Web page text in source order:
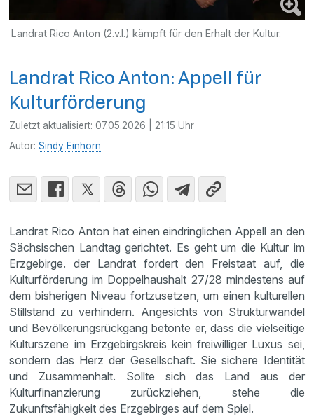
Landrat Rico Anton (2.v.l.) kämpft für den Erhalt der Kultur.
Landrat Rico Anton: Appell für
Kulturförderung
Zuletzt aktualisiert:07.05.2026 | 21:15 Uhr
Autor:Sindy Einhorn
Landrat Rico Anton hat einen eindringlichen Appell an den
Sächsischen Landtag gerichtet. Es geht um die Kultur im
Erzgebirge. der Landrat fordert den Freistaat auf, die
Kulturförderung im Doppelhaushalt 27/28 mindestens auf
dem bisherigen Niveau fortzusetzen, um einen kulturellen
Stillstand zu verhindern. Angesichts von Strukturwandel
und Bevölkerungsrückgang betonte er, dass die vielseitige
Kulturszene im Erzgebirgskreis kein freiwilliger Luxus sei,
sondern das Herz der Gesellschaft. Sie sichere Identität
und Zusammenhalt. Sollte sich das Land aus der
Kulturfinanzierung zurückziehen, stehe die
Zukunftsfähigkeit des Erzgebirges auf dem Spiel.